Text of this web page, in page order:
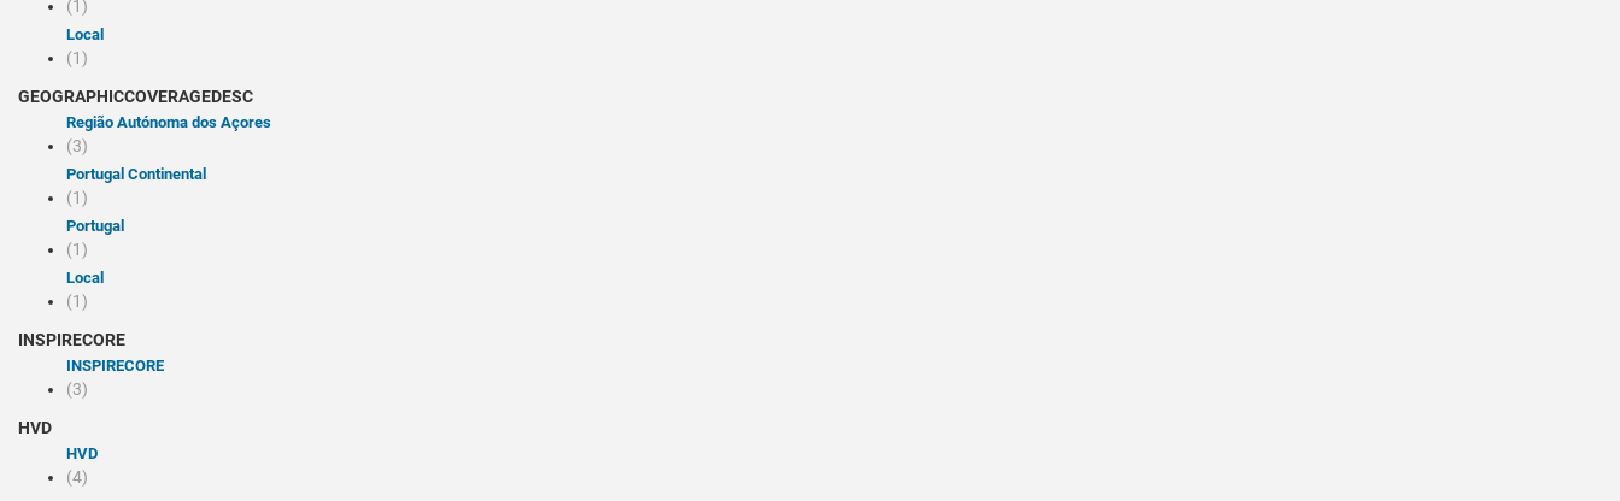
(1)
Local
(1)
GEOGRAPHICCOVERAGEDESC
Região Autónoma dos Açores
(3)
Portugal Continental
(1)
Portugal
(1)
Local
(1)
INSPIRECORE
INSPIRECORE
(3)
HVD
HVD
(4)